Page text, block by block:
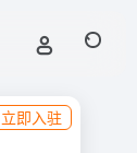
立即入驻